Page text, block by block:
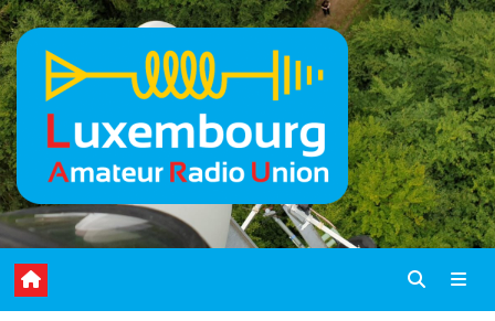
Skip
to
content